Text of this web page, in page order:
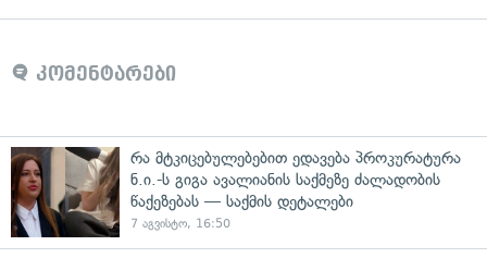
კომენტარები
რა მტკიცებულებებით ედავება პროკურატურა
ნ.ი.-ს გიგა ავალიანის საქმეზე ძალადობის
წაქეზებას — საქმის დეტალები
7 აგვისტო, 16:50